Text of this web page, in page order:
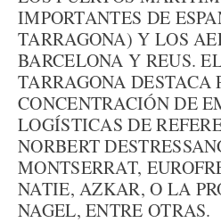
IMPORTANTES DE
TARRAGONA) Y LOS
BARCELONA Y REUS.
TARRAGONA DESTACA
CONCENTRACIÓN DE
LOGÍSTICAS DE
NORBERT
MONTSERRAT,
NATIE, AZKAR, O LA
NAGEL, ENTRE OTRAS.